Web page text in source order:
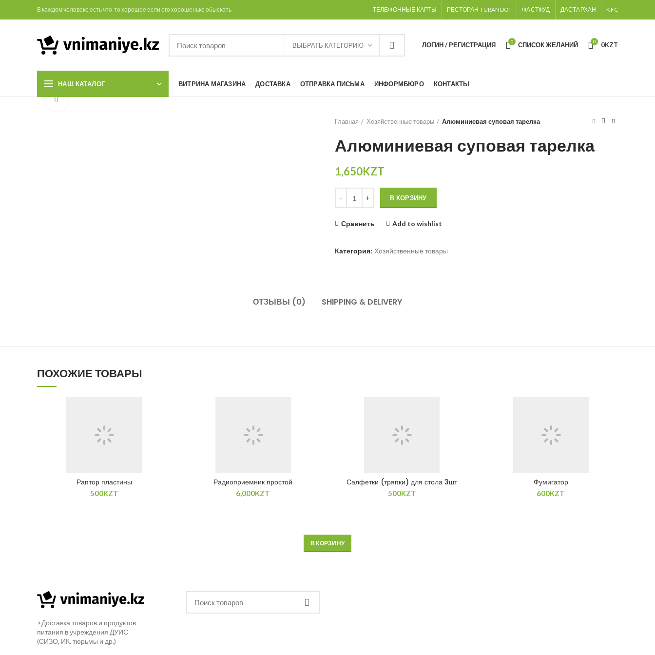
В каждом человеке есть что-то хорошее если его хорошенько обыскать ТЕЛЕФОННЫЕ КАРТЫ РЕСТОРАН TURANDOT ФАСТФУД ДАСТАРХАН KFC
ВЫБРАТЬ КАТЕГОРИЮ ЛОГИН / РЕГИСТРАЦИЯ 0 СПИСОК ЖЕЛАНИЙ 0 0KZT
НАШ КАТАЛОГ ВИТРИНА МАГАЗИНА ДОСТАВКА ОТПРАВКА ПИСЬМА ИНФОРМБЮРО
КОНТАКТЫ
Увеличить
Главная Хозяйственные товары Алюминиевая суповая тарелка
Алюминиевая суповая тарелка
1,650KZT
В КОРЗИНУ
Сравнить Add to wishlist
Категория: Хозяйственные товары
ОТЗЫВЫ (0) SHIPPING & DELIVERY
ПОХОЖИЕ ТОВАРЫ
Раптор пластины
500KZT
В КОРЗИНУ
Радиоприемник простой
6,000KZT
В КОРЗИНУ
Салфетки (тряпки) для стола 3шт
500KZT
В КОРЗИНУ
Фумигатор
600KZT
В КОРЗИНУ
>Доставка товаров и продуктов
питания в учреждения ДУИС
(СИЗО, ИК, тюрьмы и др.)